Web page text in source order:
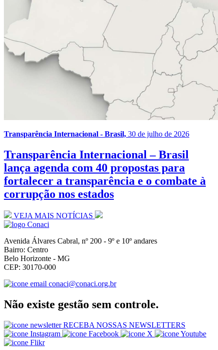
Transparência Internacional - Brasil, 30 de julho de 2026
Transparência Internacional – Brasil
lança agenda com 40 propostas para
fortalecer a transparência e o combate à
corrupção nos estados
VEJA MAIS NOTÍCIAS
Avenida Álvares Cabral, nº 200 - 9º e 10º andares
Bairro: Centro
Belo Horizonte - MG
CEP: 30170-000
conaci@conaci.org.br
Não existe gestão sem controle.
RECEBA NOSSAS NEWSLETTERS